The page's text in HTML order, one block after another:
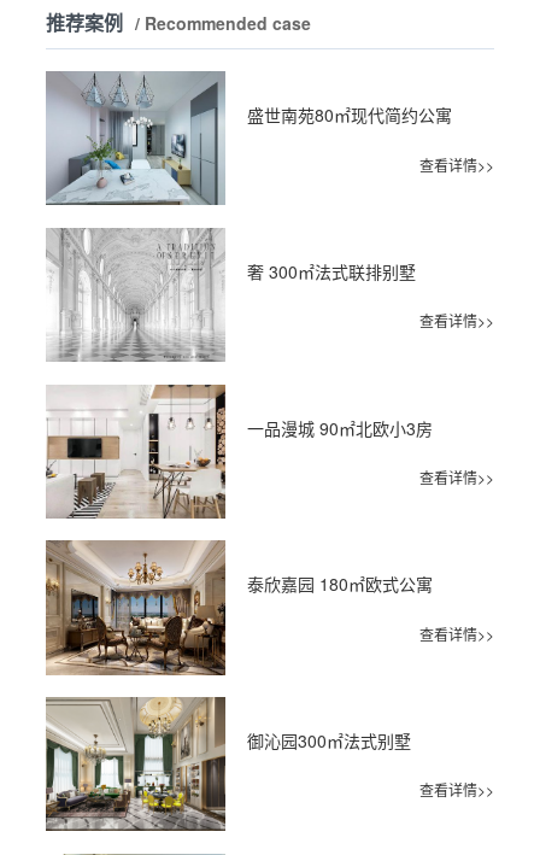
推荐案例 / Recommended case
盛世南苑80㎡现代简约公寓
查看详情>>
奢 300㎡法式联排别墅
查看详情>>
一品漫城 90㎡北欧小3房
查看详情>>
泰欣嘉园 180㎡欧式公寓
查看详情>>
御沁园300㎡法式别墅
查看详情>>